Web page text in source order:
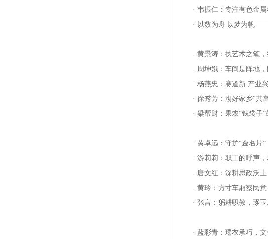
· 韦振仁：专注有色金
· 以数为舟 以梦为帆——
· 黄景涛：执艺术之笔
· 周坤娥：车间是阵地
· 杨燕忠：赛道新 产业兴
· 徐秀芳：沏好家乡“共
· 梁帮财：果农“钱袋子
· 黄卓远：守护“金名片
· 游莉莉：职工的呼声
· 唐文红：深耕思政沃
· 黄玲：方寸车厢察民
· 张言：躬耕职教，琢玉
· 蓝彩青：瑶衣承巧，文